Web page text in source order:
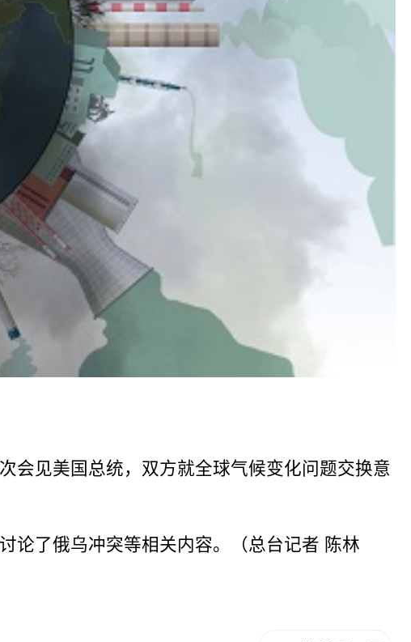
会见美国总统，双方就全球气候变化问题交换意
论了俄乌冲突等相关内容。（总台记者 陈林